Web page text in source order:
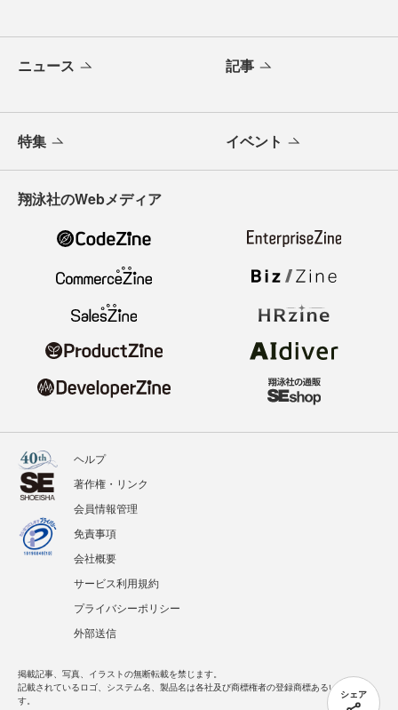
シェア
ニュース 記事
特集 イベント
翔泳社のWebメディア
ヘルプ
著作権・リンク
会員情報管理
免責事項
会社概要
サービス利用規約
プライバシーポリシー
外部送信
掲載記事、写真、イラストの無断転載を禁じます。
記載されているロゴ、システム名、製品名は各社及び商標権者の登録商標あるいは商標で
す。